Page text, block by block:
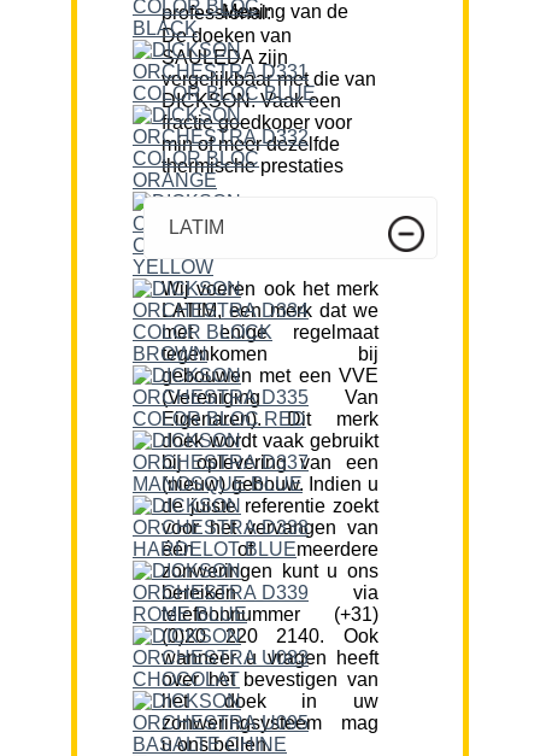
Mening van de professional:
De doeken van
SAULEDA zijn
vergelijkbaar met die van
DICKSON. Vaak een
fractie goedkoper voor
min of meer dezelfde
thermische prestaties
LATIM
Wij voeren ook het merk
LATIM, een merk dat we
met enige regelmaat
tegenkomen bij
gebouwen met een VVE
(Vereniging Van
Eigenaren). Dit merk
doek wordt vaak gebruikt
bij oplevering van een
(nieuw) gebouw. Indien u
de juiste referentie zoekt
voor het vervangen van
één of meerdere
zonweringen kunt u ons
bereiken via
telefoonnummer (+31)
(0)20 220 2140. Ook
wanneer u vragen heeft
over het bevestigen van
het doek in uw
zonweringsysteem mag
u ons bellen.